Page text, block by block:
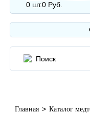
0 шт.0 Руб.
Главная > Каталог